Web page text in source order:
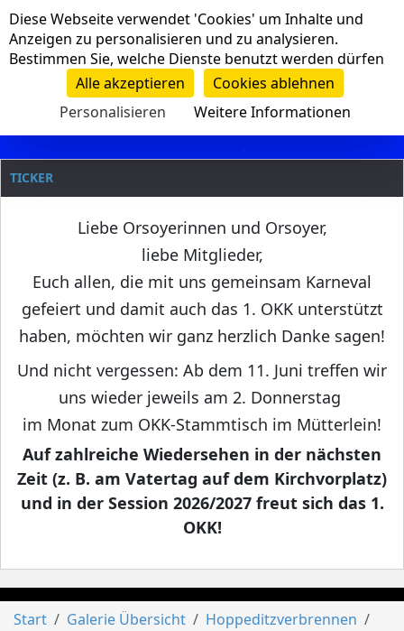
Navigation
Clanname
TICKER
Liebe Orsoyerinnen und Orsoyer,
liebe Mitglieder,
Euch allen, die mit uns gemeinsam Karneval
gefeiert und damit auch das 1. OKK unterstützt
haben, möchten wir ganz herzlich Danke sagen!
Und nicht vergessen: Ab dem 11. Juni treffen wir
uns wieder jeweils am 2. Donnerstag
im Monat zum OKK-Stammtisch im Mütterlein!
Auf zahlreiche Wiedersehen in der nächsten
Zeit (z. B. am Vatertag auf dem Kirchvorplatz)
und in der Session 2026/2027 freut sich das 1.
OKK!
Start Galerie Übersicht Hoppeditzverbrennen
Cookie-Einstellungen
Diese Webseite verwendet 'Cookies' um Inhalte und
Anzeigen zu personalisieren und zu analysieren.
Bestimmen Sie, welche Dienste benutzt werden dürfen
Alle akzeptieren
Cookies ablehnen
Personalisieren
Weitere Informationen